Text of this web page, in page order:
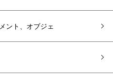
ント、オブジェ